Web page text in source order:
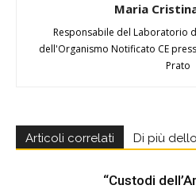
Maria
Responsabile del Laboratorio
dell'Organismo Notificato CE
Prato
Articoli correlati Di più
“Custodi